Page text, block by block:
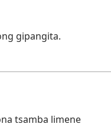
gipangita.
tsamba limene